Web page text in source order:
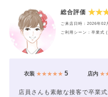
総合評価
ご来店日時：2026年02
ご利用シーン：卒業式
衣装★★★★★ 5 店内
店員さんも素敵な接客で卒業